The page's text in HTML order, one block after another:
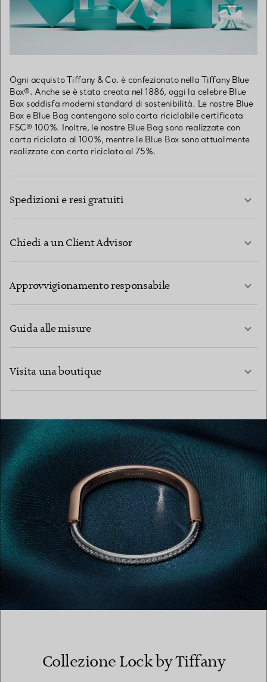
Ogni acquisto Tiffany & Co. è confezionato nella Tiffany Blue
Box®. Anche se è stata creata nel 1886, oggi la celebre Blue
Box soddisfa moderni standard di sostenibilità. Le nostre Blue
Box e Blue Bag contengono solo carta riciclabile certificata
FSC® 100%. Inoltre, le nostre Blue Bag sono realizzate con
carta riciclata al 100%, mentre le Blue Box sono attualmente
realizzate con carta riciclata al 75%.
Spedizioni e resi gratuiti
Chiedi a un Client Advisor
Approvvigionamento responsabile
Guida alle misure
Visita una boutique
TROVA LA BOUTIQUE PIÙ VICINA A TE
Collezione Lock by Tiffany